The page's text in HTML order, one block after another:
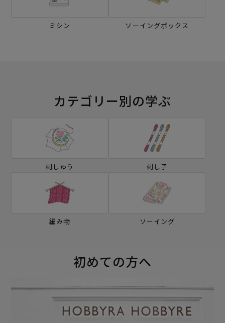
ミシン ソーイングボックス
カテゴリー別の学ぶ
刺しゅう 刺し子
編み物 ソーイング
初めての方へ